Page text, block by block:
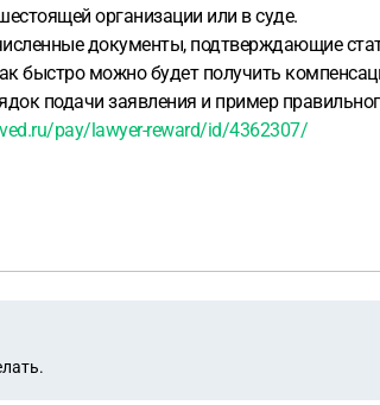
организации или в суде.
документы, подтверждающие
быстро можно будет получить
подачи заявления и пример
pay/lawyer-reward/id/4362307/